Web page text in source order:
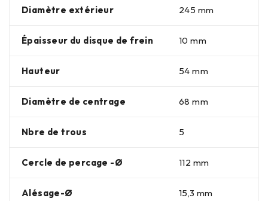
Diamètre extérieur 245 mm
Épaisseur du disque de frein 10 mm
Hauteur 54 mm
Diamètre de centrage 68 mm
Nbre de trous 5
Cercle de percage -Ø 112 mm
Alésage-Ø 15,3 mm